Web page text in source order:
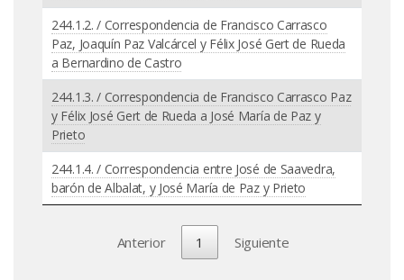
244.1.2. / Correspondencia de Francisco Carrasco
Paz, Joaquín Paz Valcárcel y Félix José Gert de Rueda
a Bernardino de Castro
244.1.3. / Correspondencia de Francisco Carrasco Paz
y Félix José Gert de Rueda a José María de Paz y
Prieto
244.1.4. / Correspondencia entre José de Saavedra,
barón de Albalat, y José María de Paz y Prieto
Anterior 1 Siguiente